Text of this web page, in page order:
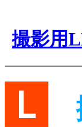
撮影用
Ｌ